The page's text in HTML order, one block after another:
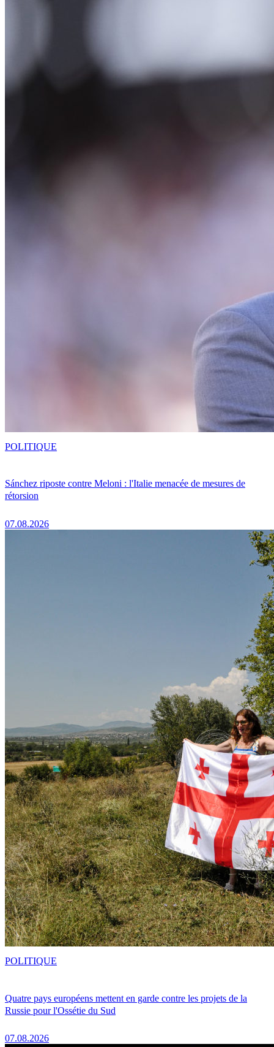
Sánchez riposte contre Meloni : l'Italie menacée de mesures de
rétorsion
07.08.2026
POLITIQUE
Quatre pays européens mettent en garde contre les projets de la
Russie pour l'Ossétie du Sud
07.08.2026
POLITIQUE